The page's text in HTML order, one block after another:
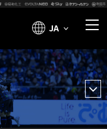
JA